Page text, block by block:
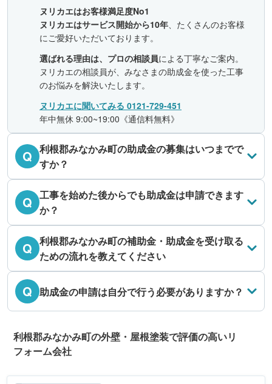
ヌリカエはお客様満足度No1
ヌリカエはサービス開始から10年、たくさんのお客様
にご愛好いただいております。
選ばれる理由は、プロの相談員による丁寧なご案内。
ヌリカエの相談員が、みなさまの助成金を使った工事
のお悩みを解決いたします。
ヌリカエに聞いてみる 0121-729-451
年中無休 9:00~19:00《通信料無料》
Q 利根郡みなかみ町の助成金の募集はいつまでで
すか？
Q 工事を始めた後からでも助成金は申請できます
か？
Q 利根郡みなかみ町の補助金・助成金を受け取る
ための流れを教えてください
Q 助成金の申請は自分で行う必要がありますか？
利根郡みなかみ町の外壁・屋根塗装で評価の高いリ
フォーム会社